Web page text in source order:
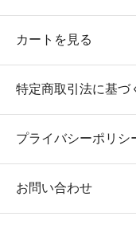
カートを見る
特定商取引法に基づ
プライバシーポリシ
お問い合わせ